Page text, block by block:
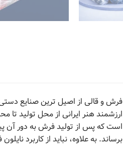
فرش و قالی از اصیل ترین صنایع دستی
ارزشمند هنر ایرانی از محل تولید
است که پس از تولید فرش به دور آن
برساند. به علاوه، نباید از کاربرد